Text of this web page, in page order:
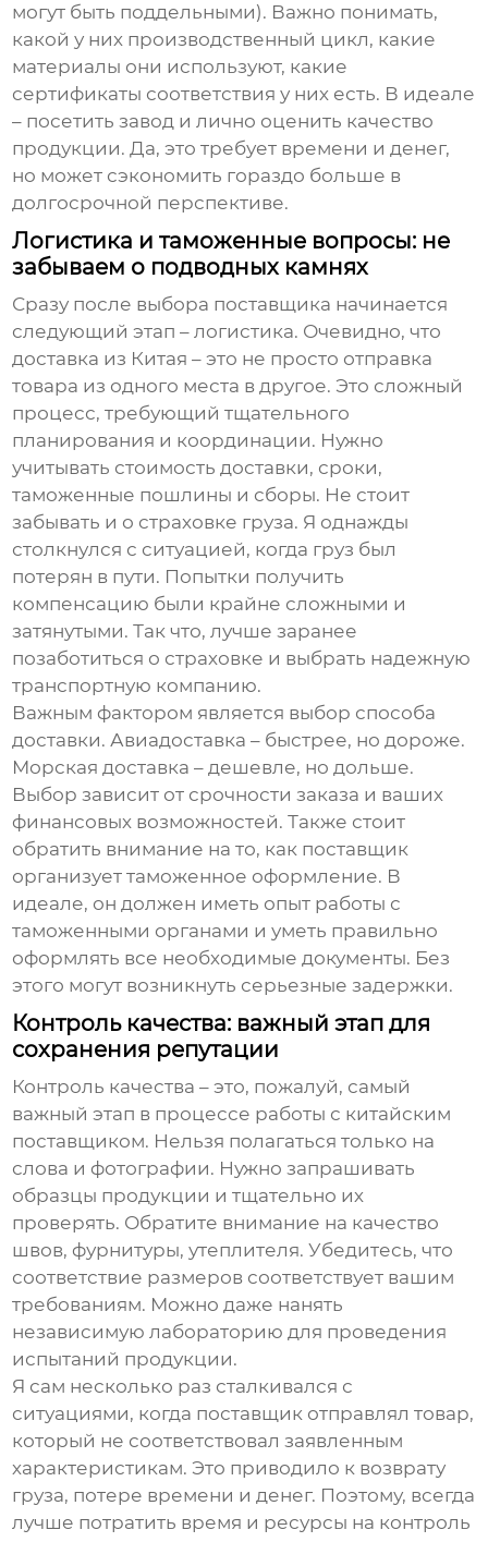
могут быть поддельными). Важно понимать,
какой у них производственный цикл, какие
материалы они используют, какие
сертификаты соответствия у них есть. В идеале
– посетить завод и лично оценить качество
продукции. Да, это требует времени и денег,
но может сэкономить гораздо больше в
долгосрочной перспективе.
Логистика и таможенные вопросы: не
забываем о подводных камнях
Сразу после выбора поставщика начинается
следующий этап – логистика. Очевидно, что
доставка из Китая – это не просто отправка
товара из одного места в другое. Это сложный
процесс, требующий тщательного
планирования и координации. Нужно
учитывать стоимость доставки, сроки,
таможенные пошлины и сборы. Не стоит
забывать и о страховке груза. Я однажды
столкнулся с ситуацией, когда груз был
потерян в пути. Попытки получить
компенсацию были крайне сложными и
затянутыми. Так что, лучше заранее
позаботиться о страховке и выбрать надежную
транспортную компанию.
Важным фактором является выбор способа
доставки. Авиадоставка – быстрее, но дороже.
Морская доставка – дешевле, но дольше.
Выбор зависит от срочности заказа и ваших
финансовых возможностей. Также стоит
обратить внимание на то, как поставщик
организует таможенное оформление. В
идеале, он должен иметь опыт работы с
таможенными органами и уметь правильно
оформлять все необходимые документы. Без
этого могут возникнуть серьезные задержки.
Контроль качества: важный этап для
сохранения репутации
Контроль качества – это, пожалуй, самый
важный этап в процессе работы с китайским
поставщиком. Нельзя полагаться только на
слова и фотографии. Нужно запрашивать
образцы продукции и тщательно их
проверять. Обратите внимание на качество
швов, фурнитуры, утеплителя. Убедитесь, что
соответствие размеров соответствует вашим
требованиям. Можно даже нанять
независимую лабораторию для проведения
испытаний продукции.
Я сам несколько раз сталкивался с
ситуациями, когда поставщик отправлял товар,
который не соответствовал заявленным
характеристикам. Это приводило к возврату
груза, потере времени и денег. Поэтому, всегда
лучше потратить время и ресурсы на контроль